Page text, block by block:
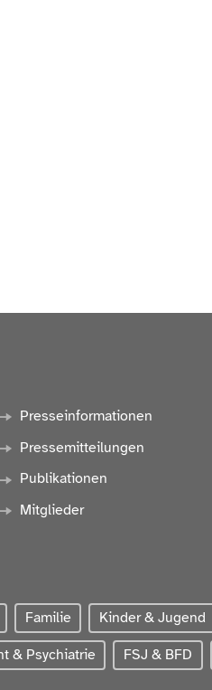
Presseinformationen
Pressemitteilungen
Publikationen
Mitglieder
Familie Kinder & Jugend
& Psychiatrie FSJ & BFD